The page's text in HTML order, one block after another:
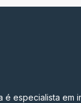
é especialista em